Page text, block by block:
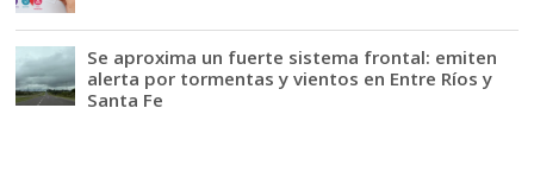
Se aproxima un fuerte sistema frontal: emiten
alerta por tormentas y vientos en Entre Ríos y
Santa Fe